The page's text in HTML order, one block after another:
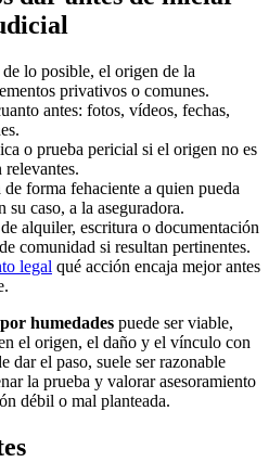
lo posible, el origen de la
privativos o comunes.
antes: fotos, vídeos, fechas,
o prueba pericial si el origen no es
relevantes.
forma fehaciente a quien pueda
su caso, a la aseguradora.
alquiler, escritura o documentación
comunidad si resultan pertinentes.
legal qué acción encaja mejor antes
humedades puede ser viable,
el origen, el daño y el vínculo con
dar el paso, suele ser razonable
la prueba y valorar asesoramiento
débil o mal planteada.